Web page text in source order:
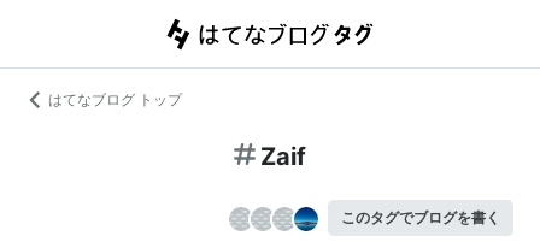
はてなブログ トップ
Zaif
このタグでブログを書く